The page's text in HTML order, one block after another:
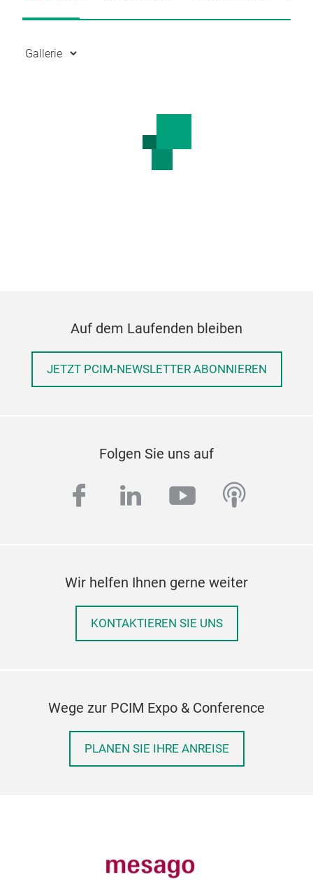
Auf dem Laufenden bleiben
JETZT PCIM-NEWSLETTER ABONNIEREN
Folgen Sie uns auf
facebook
linkedinyoutube
Wir helfen Ihnen gerne weiter
KONTAKTIEREN SIE UNS
Wege zur PCIM Expo & Conference
PLANEN SIE IHRE ANREISE